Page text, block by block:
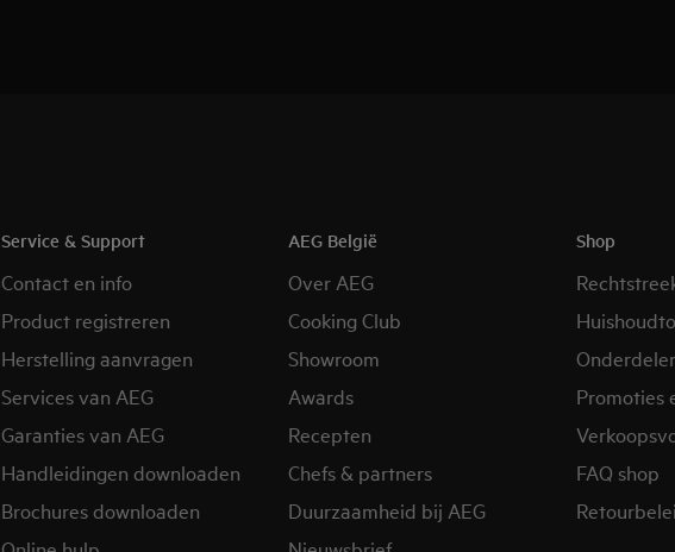
Service & Support
Contact en info
Product registreren
Herstelling aanvragen
Services van AEG
Garanties van AEG
Handleidingen downloaden
Brochures downloaden
AEG België
Over AEG
Cooking Club
Showroom
Awards
Recepten
Chefs & partners
Duurzaamheid bij AEG
Shop
Promoties
FAQ shop